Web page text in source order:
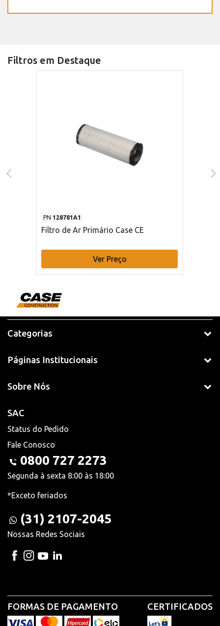
Filtros em Destaque
PN 128781A1
Filtro de Ar Primário Case CE
Ver Preço
Categorias
Páginas Institucionais
Sobre Nós
SAC
Status do Pedido
Fale Conosco
0800 727 2273
Segunda à sexta 8:00 às 18:00
*Exceto feriados
(31) 2107-2045
Nossas Redes Sociais
FORMAS DE PAGAMENTO CERTIFICADOS